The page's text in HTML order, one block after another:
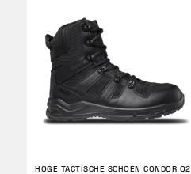
HOGE TACTISCHE SCHOEN CONDOR O2